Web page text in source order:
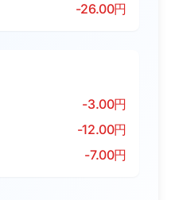
-26.00円
-3.00円
-12.00円
-7.00円